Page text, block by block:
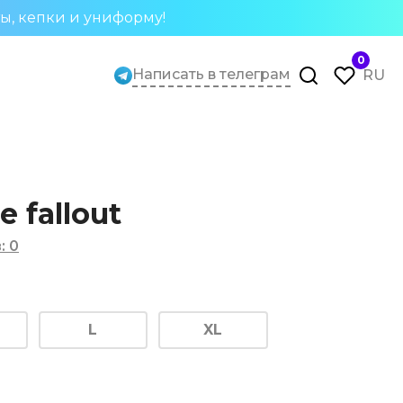
кепки и униформу!
Написать в телеграм
0
RU
fallout
: 0
L XL